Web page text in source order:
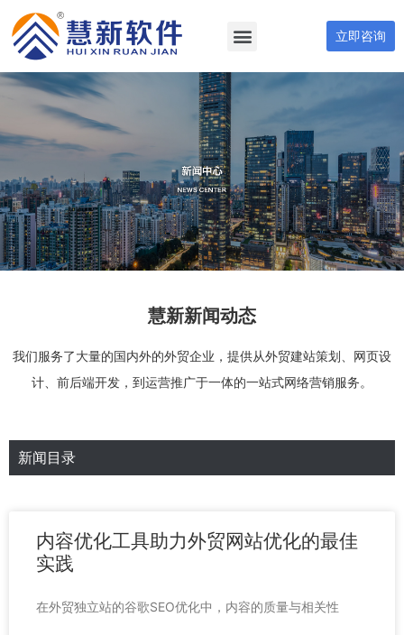
立即咨询
慧新新闻动态
我们服务了大量的国内外的外贸企业，提供从外贸建站策划、网页设
计、前后端开发，到运营推广于一体的一站式网络营销服务。
新闻目录
内容优化工具助力外贸网站优化的最佳
实践
在外贸独立站的谷歌SEO优化中，内容的质量与相关性